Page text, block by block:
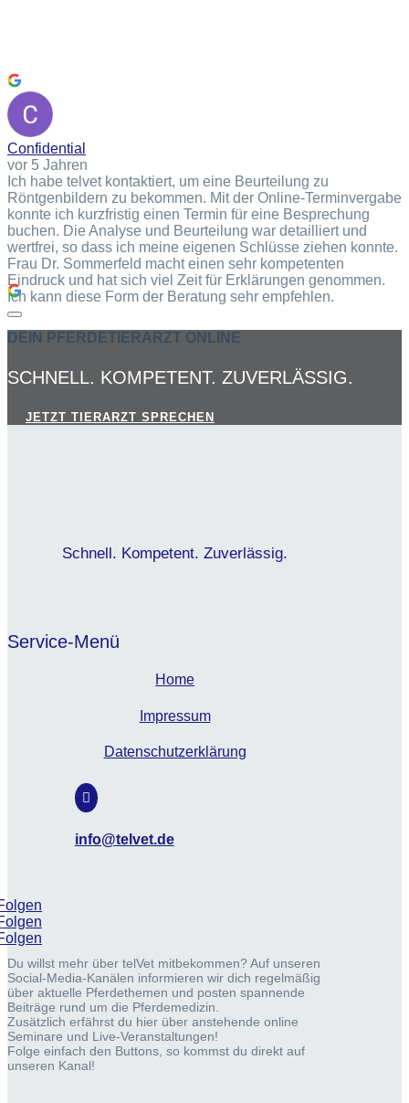
Confidential
vor 5 Jahren
Ich habe telvet kontaktiert, um eine Beurteilung zu
Röntgenbildern zu bekommen. Mit der Online-Terminvergabe
konnte ich kurzfristig einen Termin für eine Besprechung
buchen. Die Analyse und Beurteilung war detailliert und
wertfrei, so dass ich meine eigenen Schlüsse ziehen konnte.
Frau Dr. Sommerfeld macht einen sehr kompetenten
Eindruck und hat sich viel Zeit für Erklärungen genommen.
Ich kann diese Form der Beratung sehr empfehlen.
DEIN PFERDETIERARZT ONLINE
SCHNELL. KOMPETENT. ZUVERLÄSSIG.
JETZT TIERARZT SPRECHEN
Schnell. Kompetent. Zuverlässig.
Service-Menü
Home
Impressum
Datenschutzerklärung

info@telvet.de
Du willst mehr über telVet mitbekommen? Auf unseren
Social-Media-Kanälen informieren wir dich regelmäßig
über aktuelle Pferdethemen und posten spannende
Beiträge rund um die Pferdemedizin.
Zusätzlich erfährst du hier über anstehende online
Seminare und Live-Veranstaltungen!
Folge einfach den Buttons, so kommst du direkt auf
unseren Kanal!